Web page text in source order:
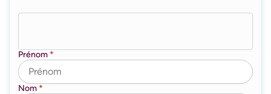
Prénom *
Nom *